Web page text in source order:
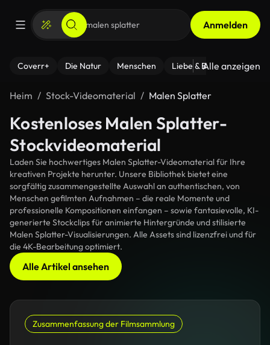
Anmelden
Coverr+ Die Natur Menschen Liebe & Beziehungen
Alle anzeigen
Heim Stock-Videomaterial Malen Splatter
Kostenloses Malen Splatter-
Stockvideomaterial
Laden Sie hochwertiges Malen Splatter-Videomaterial für Ihre
kreativen Projekte herunter. Unsere Bibliothek bietet eine
sorgfältig zusammengestellte Auswahl an authentischen, von
Menschen gefilmten Aufnahmen – die reale Momente und
professionelle Kompositionen einfangen – sowie fantasievolle, KI-
generierte Stockclips für animierte Hintergründe und stilisierte
Malen Splatter-Visualisierungen. Alle Assets sind lizenzfrei und für
die 4K-Bearbeitung optimiert.
Alle Artikel ansehen
Zusammenfassung der Filmsammlung